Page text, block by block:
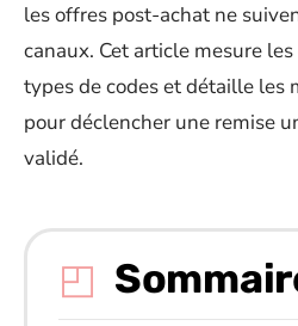
les offres post-achat ne
canaux. Cet article mesure
types de codes et détaille les
pour déclencher une remise
validé.